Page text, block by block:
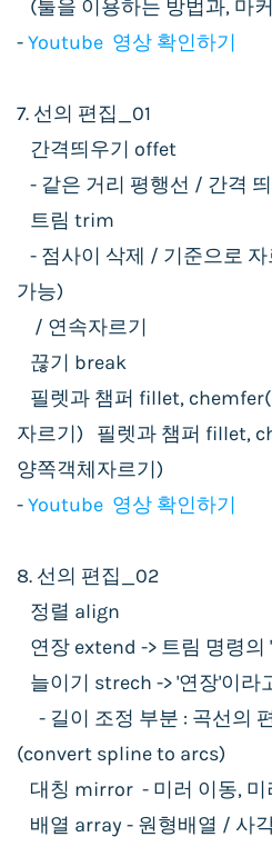
(툴을 이용하는 방법과, 마
-Youtube 영상 확인하기
7. 선의 편집_01
간격띄우기 offet
- 같은 거리 평행선 / 간격
트림 trim
- 점사이 삭제 / 기준으로
가능)
/ 연속자르기
끊기 break
필렛과 챔퍼 fillet,
자르기) 필렛과 챔퍼 fillet,
양쪽객체자르기)
-Youtube 영상 확인하기
8. 선의 편집_02
정렬 align
연장 extend -> 트림 명령의
늘이기 strech -> '연장'이라
- 길이 조정 부분 : 곡선의
(convert spline to arcs)
대칭 mirror - 미러 이동, 미
배열 array - 원형배열 / 사